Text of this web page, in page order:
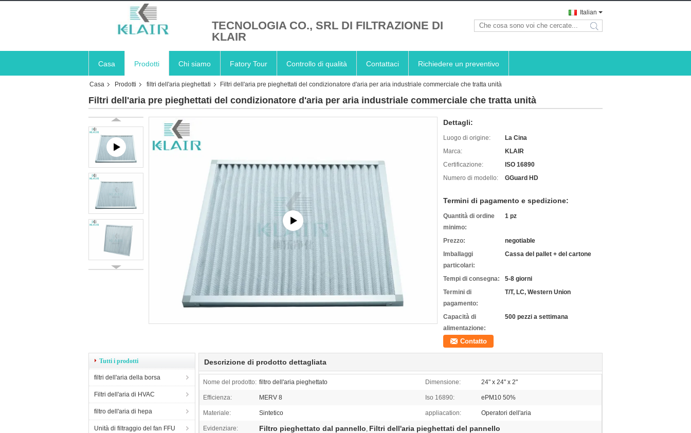
TECNOLOGIA CO., SRL DI FILTRAZIONE DI
KLAIR
Italian
search
Casa Prodotti Chi siamo Fatory Tour Controllo di qualità Contattaci Richiedere un preventivo
Casa Prodotti filtri dell'aria pieghettati Filtri dell'aria pre pieghettati del condizionatore d'aria per aria industriale commerciale che tratta unità
Filtri dell'aria pre pieghettati del condizionatore d'aria per aria industriale commerciale che tratta unità
Dettagli:
Luogo di origine:
La Cina
Marca:
KLAIR
Certificazione:
ISO 16890
Numero di modello:
GGuard HD
Termini di pagamento e spedizione:
Quantità di ordine
minimo:
1 pz
Prezzo:
negotiable
Imballaggi
particolari:
Cassa del pallet + del cartone
Tempi di consegna:
5-8 giorni
Termini di
pagamento:
T/T, LC, Western Union
Capacità di
alimentazione:
500 pezzi a settimana
Contatto
Tutti i prodotti
filtri dell'aria della borsa
Filtri dell'aria di HVAC
filtro dell'aria di hepa
Unità di filtraggio del fan FFU
Descrizione di prodotto dettagliata
Nome del prodotto: filtro dell'aria pieghettato Dimensione: 24" x 24" x 2"
Efficienza: MERV 8 Iso 16890: ePM10 50%
Materiale: Sintetico appliacation: Operatori dell'aria
Evidenziare: Filtro pieghettato dal pannello, Filtri dell'aria pieghettati del pannello